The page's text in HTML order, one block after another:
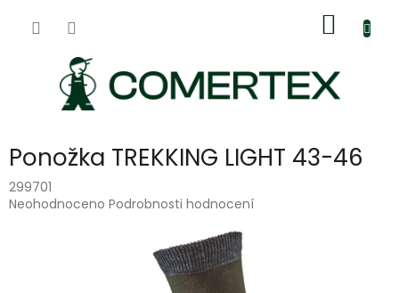
košík
Ponožka TREKKING LIGHT 43-46
299701
Průměrné
Neohodnoceno Podrobnosti hodnocení